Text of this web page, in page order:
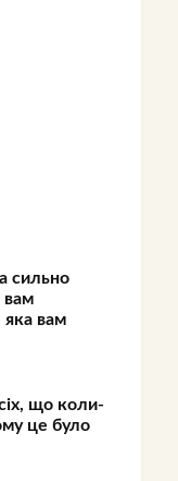
сильно
вам
вам
що коли-
це було